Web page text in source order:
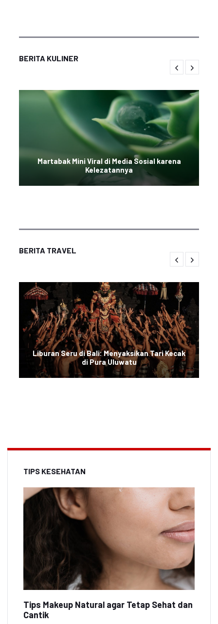
BERITA KULINER
Martabak Mini Viral di Media Sosial karena
Kelezatannya
BERITA TRAVEL
Liburan Seru di Bali: Menyaksikan Tari Kecak
di Pura Uluwatu
TIPS KESEHATAN
Tips Makeup Natural agar Tetap Sehat dan
Cantik